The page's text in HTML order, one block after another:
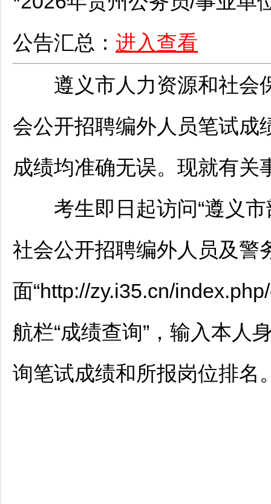
公告汇总： 进入查看
遵义市人力资源和社会
会公开招聘编外人员笔试成
成绩均准确无误。现就有关
考生即日起访问“遵义市
社会公开招聘编外人员及警
面“http://zy.i35.cn/
航栏“成绩查询”，输入本人
询笔试成绩和所报岗位排名